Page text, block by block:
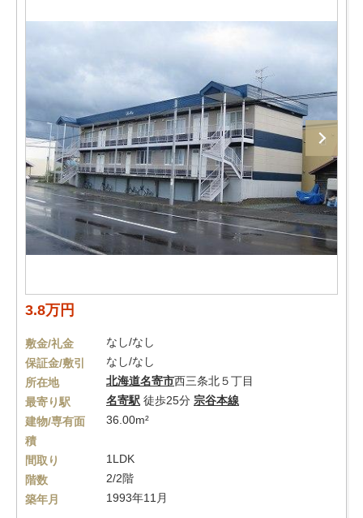
3.8万円
敷金/礼金
なし/なし
保証金/敷引
なし/なし
所在地
北海道名寄市西三条北５丁目
最寄り駅
名寄駅 徒歩25分 宗谷本線
建物/専有面
積
36.00m²
間取り
1LDK
階数
2/2階
築年月
1993年11月